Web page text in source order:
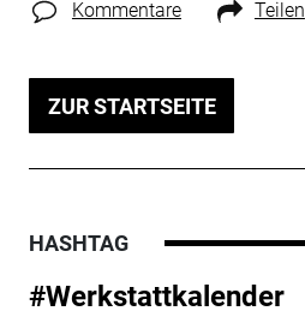
Kommentare Teilen
ZUR STARTSEITE
HASHTAG
#Werkstattkalender